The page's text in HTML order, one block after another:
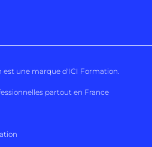
est une marque d'ICI Formation.
partout en France